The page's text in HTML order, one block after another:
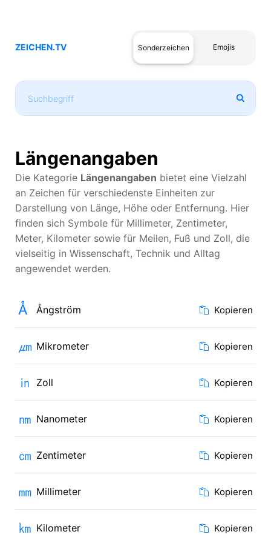
ZEICHEN.TV Sonderzeichen Emojis
Längenangaben
Die Kategorie Längenangaben bietet eine Vielzahl
an Zeichen für verschiedenste Einheiten zur
Darstellung von Länge, Höhe oder Entfernung. Hier
finden sich Symbole für Millimeter, Zentimeter,
Meter, Kilometer sowie für Meilen, Fuß und Zoll, die
vielseitig in Wissenschaft, Technik und Alltag
angewendet werden.
Å Ångström Kopieren
㎛ Mikrometer Kopieren
㏌ Zoll Kopieren
㎚ Nanometer Kopieren
㎝ Zentimeter Kopieren
㎜ Millimeter Kopieren
㎞ Kilometer Kopieren